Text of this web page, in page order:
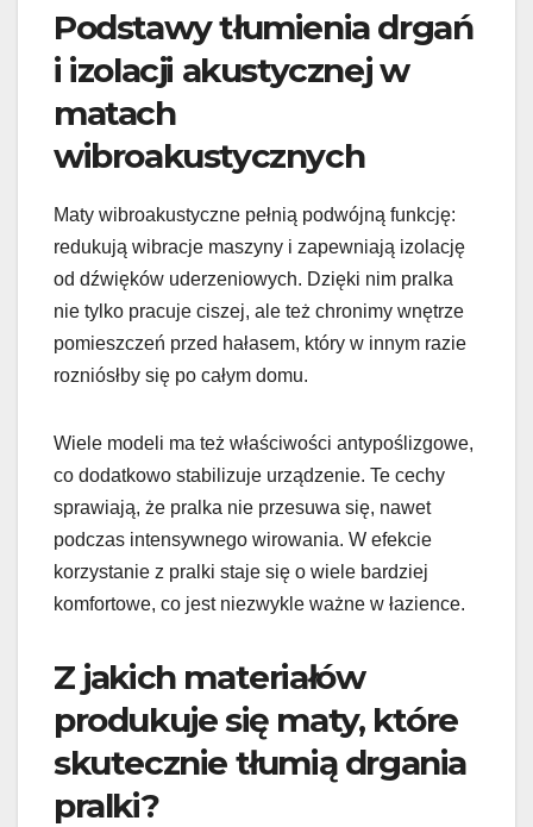
Podstawy tłumienia drgań
i izolacji akustycznej w
matach
wibroakustycznych
Maty wibroakustyczne pełnią podwójną funkcję:
redukują wibracje maszyny i zapewniają izolację
od dźwięków uderzeniowych. Dzięki nim pralka
nie tylko pracuje ciszej, ale też chronimy wnętrze
pomieszczeń przed hałasem, który w innym razie
rozniósłby się po całym domu.
Wiele modeli ma też właściwości antypoślizgowe,
co dodatkowo stabilizuje urządzenie. Te cechy
sprawiają, że pralka nie przesuwa się, nawet
podczas intensywnego wirowania. W efekcie
korzystanie z pralki staje się o wiele bardziej
komfortowe, co jest niezwykle ważne w łazience.
Z jakich materiałów
produkuje się maty, które
skutecznie tłumią drgania
pralki?